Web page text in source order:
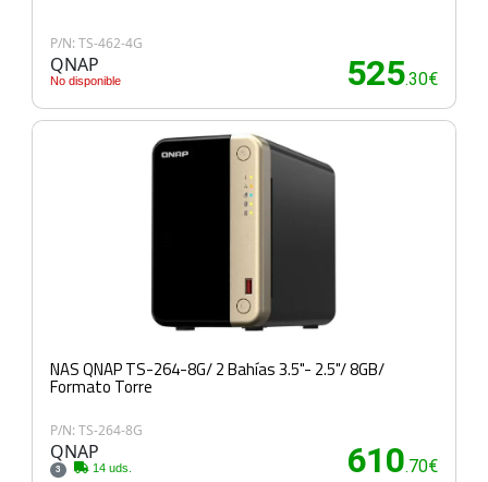
P/N: TS-462-4G
QNAP
No disponible 525.30€
NAS QNAP TS-264-8G/ 2 Bahías 3.5"- 2.5"/ 8GB/
Formato Torre
P/N: TS-264-8G
QNAP
3 14 uds. 610.70€